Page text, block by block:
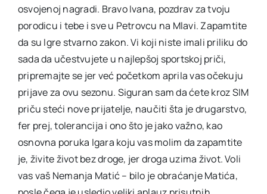
osvojenoj nagradi. Bravo Ivana, pozdrav za tvoju
porodicu i tebe i sve u Petrovcu na Mlavi. Zapamtite
da su Igre stvarno zakon. Vi koji niste imali priliku do
sada da učestvujete u najlepšoj sportskoj priči,
pripremajte se jer već početkom aprila vas očekuju
prijave za ovu sezonu. Siguran sam da ćete kroz SIM
priču steći nove prijatelje, naučiti šta je drugarstvo,
fer prej, tolerancija i ono što je jako važno, kao
osnovna poruka Igara koju vas molim da zapamtite
je, živite život bez droge, jer droga uzima život. Voli
vas vaš Nemanja Matić – bilo je obraćanje Matića,